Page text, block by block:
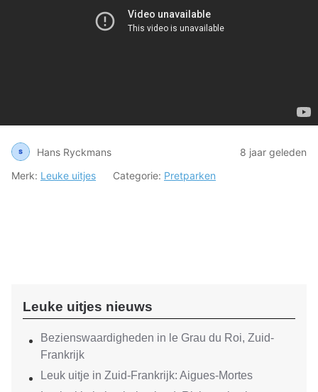
Hans Ryckmans
8 jaar geleden
Merk: Leuke uitjes Categorie: Pretparken
Leuke uitjes nieuws
Bezienswaardigheden in le Grau du Roi, Zuid-
Frankrijk
Leuk uitje in Zuid-Frankrijk: Aigues-Mortes